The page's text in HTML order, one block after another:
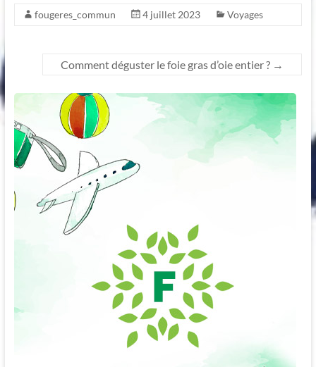
fougeres_commun 4 juillet 2023 Voyages
Comment déguster le foie gras d’oie entier ? →